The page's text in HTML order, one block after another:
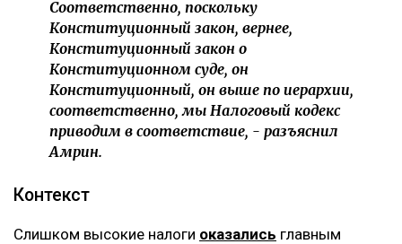
Соответственно, поскольку
Конституционный закон, вернее,
Конституционный закон о
Конституционном суде, он
Конституционный, он выше по иерархии,
соответственно, мы Налоговый кодекс
приводим в соответствие, - разъяснил
Амрин.
Контекст
Слишком высокие налоги оказались главным